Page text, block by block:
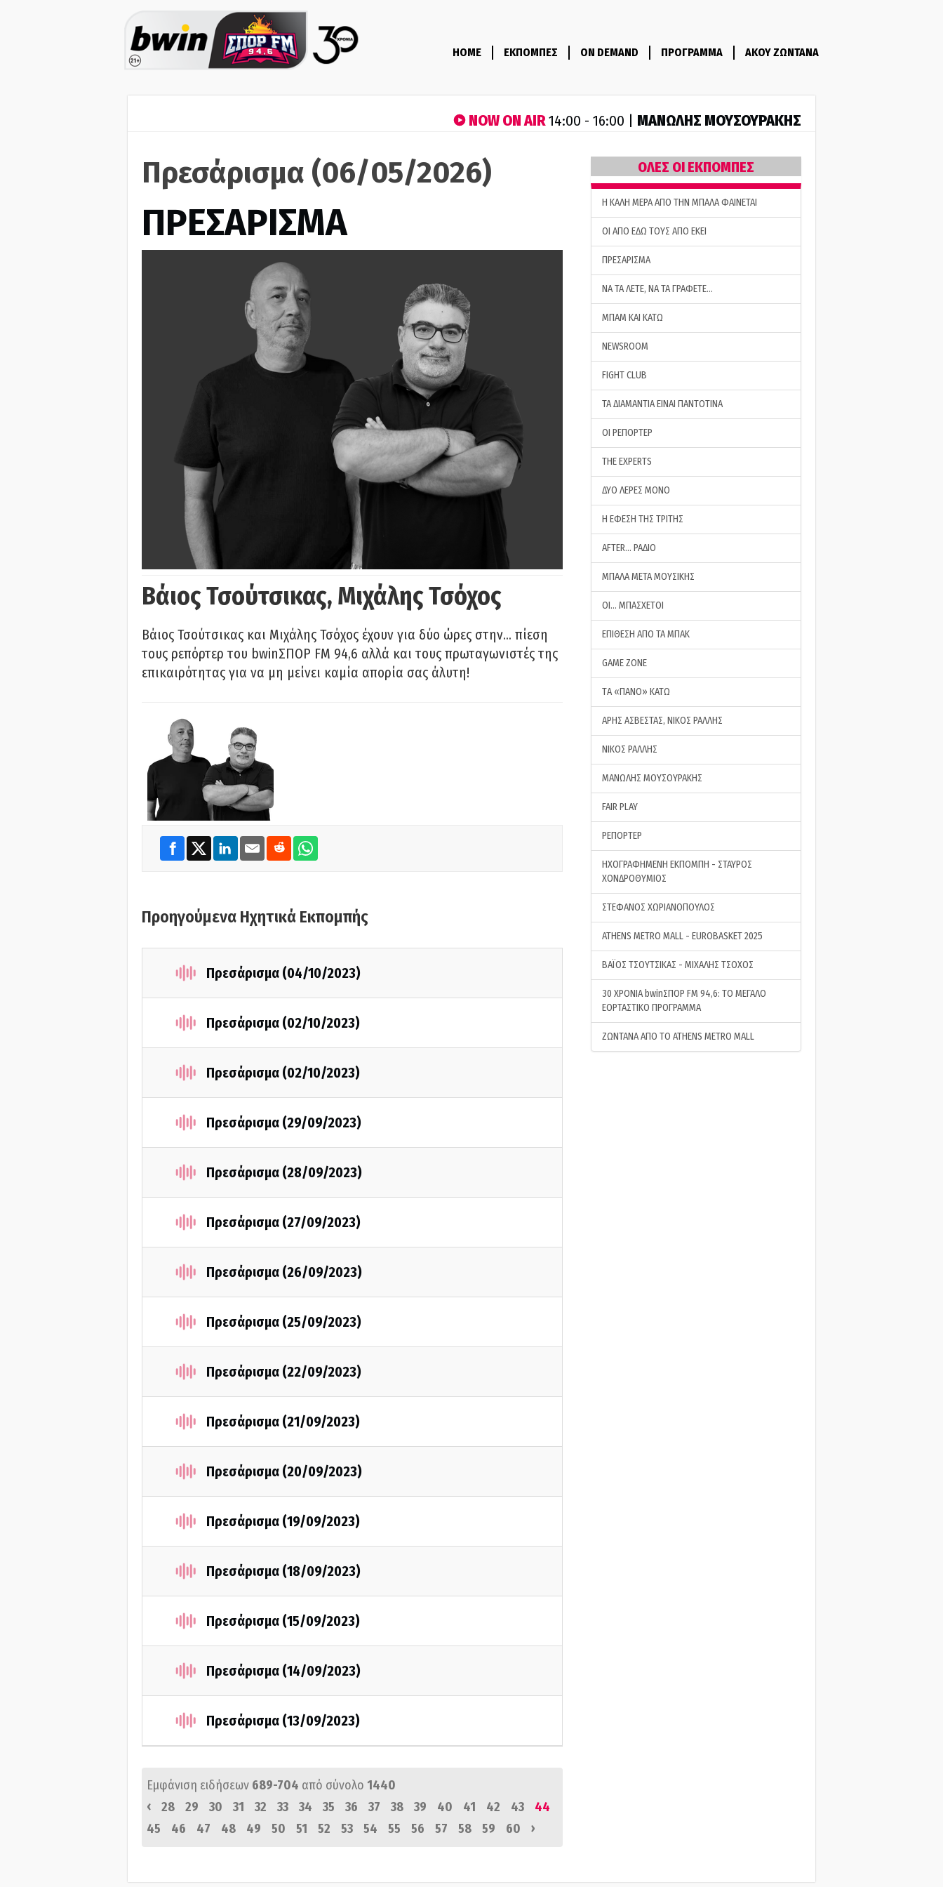
HOME ΕΚΠΟΜΠΕΣ ON DEMAND ΠΡΟΓΡΑΜΜΑ ΑΚΟΥ ΖΩΝΤΑΝΑ
NOW ON AIR14:00 - 16:00 | ΜΑΝΩΛΗΣ ΜΟΥΣΟΥΡΑΚΗΣ
Πρεσάρισμα (06/05/2026)
ΠΡΕΣΑΡΙΣΜΑ
Βάιος Τσούτσικας, Μιχάλης Τσόχος
Βάιος Τσούτσικας και Μιχάλης Τσόχος έχουν για δύο ώρες στην… πίεση
τους ρεπόρτερ του bwinΣΠΟΡ FM 94,6 αλλά και τους πρωταγωνιστές της
επικαιρότητας για να μη μείνει καμία απορία σας άλυτη!
Προηγούμενα Ηχητικά Εκπομπής
Πρεσάρισμα (04/10/2023)
Πρεσάρισμα (02/10/2023)
Πρεσάρισμα (02/10/2023)
Πρεσάρισμα (29/09/2023)
Πρεσάρισμα (28/09/2023)
Πρεσάρισμα (27/09/2023)
Πρεσάρισμα (26/09/2023)
Πρεσάρισμα (25/09/2023)
Πρεσάρισμα (22/09/2023)
Πρεσάρισμα (21/09/2023)
Πρεσάρισμα (20/09/2023)
Πρεσάρισμα (19/09/2023)
Πρεσάρισμα (18/09/2023)
Πρεσάρισμα (15/09/2023)
Πρεσάρισμα (14/09/2023)
Πρεσάρισμα (13/09/2023)
Εμφάνιση ειδήσεων 689-704 από σύνολο 1440
‹
28 29 30 31 32 33 34 35 36 37 38 39 40 41 42 43
44
45
46 47 48 49 50 51 52 53 54 55 56 57 58 59 60 ›
ΟΛΕΣ ΟΙ ΕΚΠΟΜΠΕΣ
H ΚΑΛΗ ΜΕΡΑ ΑΠΟ ΤΗΝ ΜΠΑΛΑ ΦΑΙΝΕΤΑΙ
ΟΙ ΑΠΟ ΕΔΩ ΤΟΥΣ ΑΠΟ ΕΚΕΙ
ΠΡΕΣΑΡΙΣΜΑ
ΝΑ ΤΑ ΛΕΤΕ, ΝΑ ΤΑ ΓΡΑΦΕΤΕ…
ΜΠΑΜ ΚΑΙ ΚΑΤΩ
NEWSROOM
FIGHT CLUB
ΤΑ ΔΙΑΜΑΝΤΙΑ ΕΙΝΑΙ ΠΑΝΤΟΤΙΝΑ
ΟΙ ΡΕΠΟΡΤΕΡ
THE EXPERTS
ΔΥΟ ΛΕΡΕΣ ΜΟΝΟ
Η ΕΦΕΣΗ ΤΗΣ ΤΡΙΤΗΣ
AFTER… ΡΑΔΙΟ
ΜΠΑΛΑ ΜΕΤΑ ΜΟΥΣΙΚΗΣ
ΟΙ… ΜΠΑΣΧΕΤΟΙ
ΕΠΙΘΕΣΗ ΑΠΟ ΤΑ ΜΠΑΚ
GAME ZONE
ΤA «ΠΑΝΟ» ΚΑΤΩ
ΑΡΗΣ ΑΣΒΕΣΤΑΣ, ΝΙΚΟΣ ΡΑΛΛΗΣ
ΝΙΚΟΣ ΡΑΛΛΗΣ
ΜΑΝΩΛΗΣ ΜΟΥΣΟΥΡΑΚΗΣ
FAIR PLAY
ΡΕΠΟΡΤΕΡ
ΗΧΟΓΡΑΦΗΜΕΝΗ ΕΚΠΟΜΠΗ - ΣΤΑΥΡΟΣ
ΧΟΝΔΡΟΘΥΜΙΟΣ
ΣΤΕΦΑΝΟΣ ΧΩΡΙΑΝΟΠΟΥΛΟΣ
ATHENS METRO MALL - EUROBASKET 2025
ΒΑΪΟΣ ΤΣΟΥΤΣΙΚΑΣ - ΜΙΧΑΛΗΣ ΤΣΟΧΟΣ
30 ΧΡΟΝΙΑ bwinΣΠΟΡ FM 94,6: ΤΟ ΜΕΓΑΛΟ
ΕΟΡΤΑΣΤΙΚΟ ΠΡΟΓΡΑΜΜΑ
ΖΩΝΤΑΝΑ ΑΠΟ ΤΟ ATHENS METRO MALL